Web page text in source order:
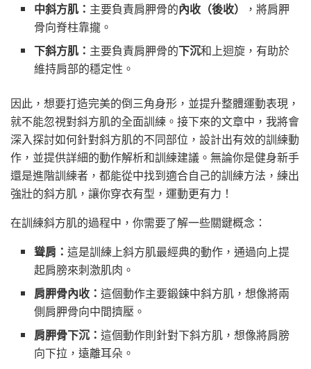
中斜方肌： 主要負責肩胛骨的內收（後收）
，將肩胛
骨向脊柱靠攏。
下斜方肌： 主要負責肩胛骨的下沉和上迴旋，有助於
維持肩部的穩定性。
因此，想要打造完美的倒三角身形，並提升整體運動表現，
就不能忽視對斜方肌的全面訓練。接下來的文章中，我將會
深入探討如何針對斜方肌的不同部位，設計出有效的訓練動
作，並提供詳細的動作解析和訓練建議。無論你是健身新手
還是進階訓練者，都能從中找到適合自己的訓練方法，練出
強壯的斜方肌，讓你穿衣有型，運動更有力！
在訓練斜方肌的過程中，你需要了解一些關鍵概念：
聳肩：這是訓練上斜方肌最經典的動作，通過向上提
起肩膀來刺激肌肉。
肩胛骨內收：這個動作主要鍛鍊中斜方肌，想像將兩
側肩胛骨向中間擠壓。
肩胛骨下沉：這個動作則針對下斜方肌，想像將肩膀
向下拉，遠離耳朵。